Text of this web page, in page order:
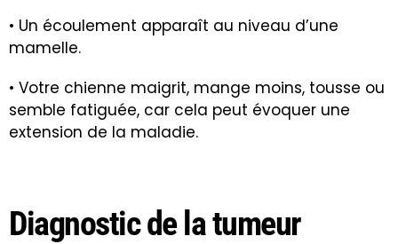
• Un écoulement apparaît au niveau d’une
mamelle.
• Votre chienne maigrit, mange moins, tousse ou
semble fatiguée, car cela peut évoquer une
extension de la maladie.
Diagnostic de la tumeur